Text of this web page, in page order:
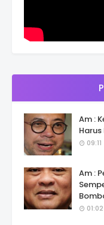
Am :
09:11
Am :
01:02